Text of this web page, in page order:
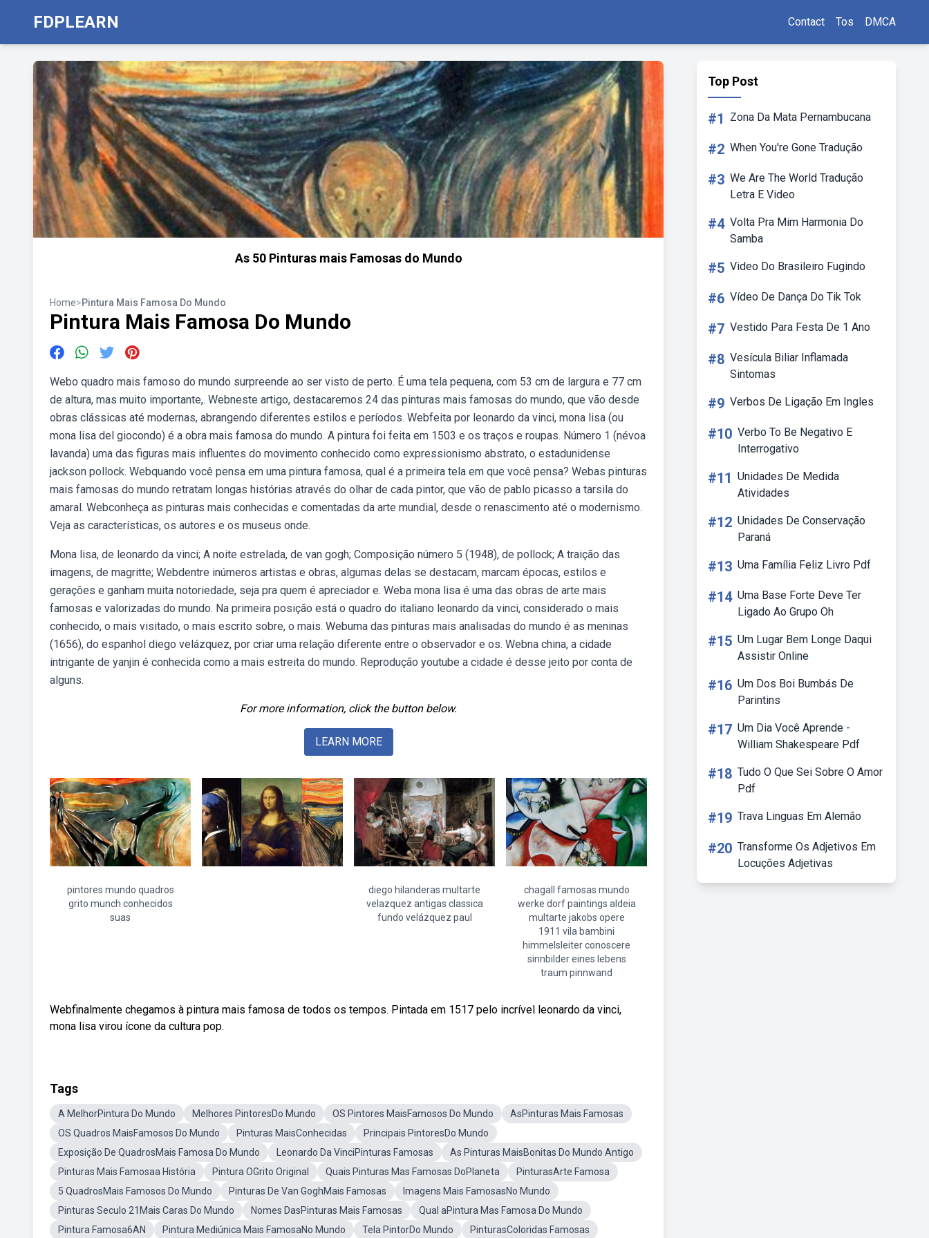
FDPLEARN Contact Tos DMCA
As 50 Pinturas mais Famosas do Mundo
Home>Pintura Mais Famosa Do Mundo
Pintura Mais Famosa Do Mundo
Webo quadro mais famoso do mundo surpreende ao ser visto de perto. É uma tela pequena, com 53 cm de largura e 77 cm
de altura, mas muito importante,. Webneste artigo, destacaremos 24 das pinturas mais famosas do mundo, que vão desde
obras clássicas até modernas, abrangendo diferentes estilos e períodos. Webfeita por leonardo da vinci, mona lisa (ou
mona lisa del giocondo) é a obra mais famosa do mundo. A pintura foi feita em 1503 e os traços e roupas. Número 1 (névoa
lavanda) uma das figuras mais influentes do movimento conhecido como expressionismo abstrato, o estadunidense
jackson pollock. Webquando você pensa em uma pintura famosa, qual é a primeira tela em que você pensa? Webas pinturas
mais famosas do mundo retratam longas histórias através do olhar de cada pintor, que vão de pablo picasso a tarsila do
amaral. Webconheça as pinturas mais conhecidas e comentadas da arte mundial, desde o renascimento até o modernismo.
Veja as características, os autores e os museus onde.
Mona lisa, de leonardo da vinci; A noite estrelada, de van gogh; Composição número 5 (1948), de pollock; A traição das
imagens, de magritte; Webdentre inúmeros artistas e obras, algumas delas se destacam, marcam épocas, estilos e
gerações e ganham muita notoriedade, seja pra quem é apreciador e. Weba mona lisa é uma das obras de arte mais
famosas e valorizadas do mundo. Na primeira posição está o quadro do italiano leonardo da vinci, considerado o mais
conhecido, o mais visitado, o mais escrito sobre, o mais. Webuma das pinturas mais analisadas do mundo é as meninas
(1656), do espanhol diego velázquez, por criar uma relação diferente entre o observador e os. Webna china, a cidade
intrigante de yanjin é conhecida como a mais estreita do mundo. Reprodução youtube a cidade é desse jeito por conta de
alguns.
For more information, click the button below.
LEARN MORE
pintores mundo quadros
grito munch conhecidos
suas
diego hilanderas multarte
velazquez antigas classica
fundo velázquez paul
chagall famosas mundo
werke dorf paintings aldeia
multarte jakobs opere
1911 vila bambini
himmelsleiter conoscere
sinnbilder eines lebens
traum pinnwand
Webfinalmente chegamos à pintura mais famosa de todos os tempos. Pintada em 1517 pelo incrível leonardo da vinci,
mona lisa virou ícone da cultura pop.
Tags
A MelhorPintura Do Mundo Melhores PintoresDo Mundo OS Pintores MaisFamosos Do Mundo
AsPinturas Mais Famosas
OS Quadros MaisFamosos Do Mundo
Pinturas MaisConhecidas
Principais PintoresDo Mundo
Exposição De QuadrosMais Famosa Do Mundo
Leonardo Da VinciPinturas Famosas
As Pinturas MaisBonitas Do Mundo Antigo
Pinturas Mais Famosaa História
Pintura OGrito Original Quais Pinturas Mas Famosas DoPlaneta
PinturasArte Famosa
5 QuadrosMais Famosos Do Mundo
Pinturas De Van GoghMais Famosas
Imagens Mais FamosasNo Mundo
Pinturas Seculo 21Mais Caras Do Mundo
Nomes DasPinturas Mais Famosas
Qual aPintura Mas Famosa Do Mundo
Pintura Famosa6AN
Pintura Mediúnica Mais FamosaNo Mundo Tela PintorDo Mundo
PinturasColoridas Famosas
Top Post
#1 Zona Da Mata Pernambucana
#2 When You're Gone Tradução
#3 We Are The World Tradução
Letra E Video
#4 Volta Pra Mim Harmonia Do
Samba
#5 Video Do Brasileiro Fugindo
#6 Vídeo De Dança Do Tik Tok
#7 Vestido Para Festa De 1 Ano
#8 Vesícula Biliar Inflamada
Sintomas
#9 Verbos De Ligação Em Ingles
#10 Verbo To Be Negativo E
Interrogativo
#11 Unidades De Medida
Atividades
#12 Unidades De Conservação
Paraná
#13 Uma Família Feliz Livro Pdf
#14 Uma Base Forte Deve Ter
Ligado Ao Grupo Oh
#15 Um Lugar Bem Longe Daqui
Assistir Online
#16 Um Dos Boi Bumbás De
Parintins
#17 Um Dia Você Aprende -
William Shakespeare Pdf
#18 Tudo O Que Sei Sobre O Amor
Pdf
#19 Trava Linguas Em Alemão
#20 Transforme Os Adjetivos Em
Locuções Adjetivas